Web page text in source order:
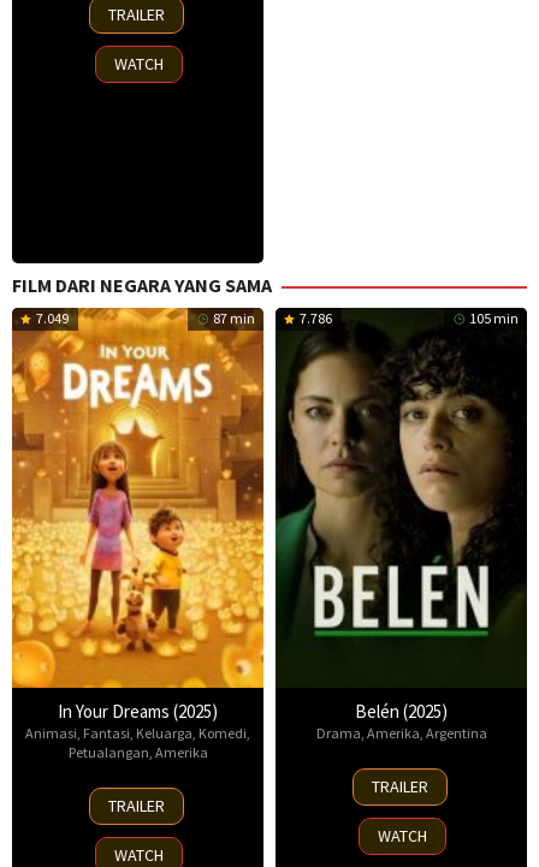
Oct
2025
TRAILER
WATCH
FILM DARI NEGARA YANG SAMA
7.049 87 min
In Your Dreams (2025)
Animasi Fantasi Keluarga Komedi
Petualangan Amerika
7
Nov
2025
TRAILER
WATCH
7.786 105 min
Belén (2025)
Drama Amerika Argentina
18
Sep
2025
TRAILER
WATCH